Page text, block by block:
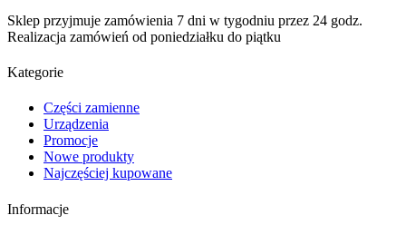
Sklep przyjmuje zamówienia 7 dni w tygodniu przez 24 godz.
Realizacja zamówień od poniedziałku do piątku
Kategorie
Części zamienne
Urządzenia
Promocje
Nowe produkty
Najczęściej kupowane
Informacje